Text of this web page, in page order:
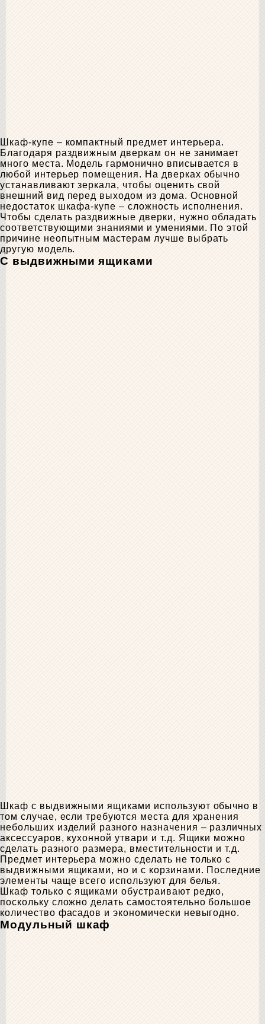
Шкаф-купе – компактный предмет интерьера.
Благодаря раздвижным дверкам он не занимает
много места. Модель гармонично вписывается в
любой интерьер помещения. На дверках обычно
устанавливают зеркала, чтобы оценить свой
внешний вид перед выходом из дома. Основной
недостаток шкафа-купе – сложность исполнения.
Чтобы сделать раздвижные дверки, нужно обладать
соответствующими знаниями и умениями. По этой
причине неопытным мастерам лучше выбрать
другую модель.
С выдвижными ящиками
Шкаф с выдвижными ящиками используют обычно в
том случае, если требуются места для хранения
небольших изделий разного назначения – различных
аксессуаров, кухонной утвари и т.д. Ящики можно
сделать разного размера, вместительности и т.д.
Предмет интерьера можно сделать не только с
выдвижными ящиками, но и с корзинами. Последние
элементы чаще всего используют для белья.
Шкаф только с ящиками обустраивают редко,
поскольку сложно делать самостоятельно большое
количество фасадов и экономически невыгодно.
Модульный шкаф